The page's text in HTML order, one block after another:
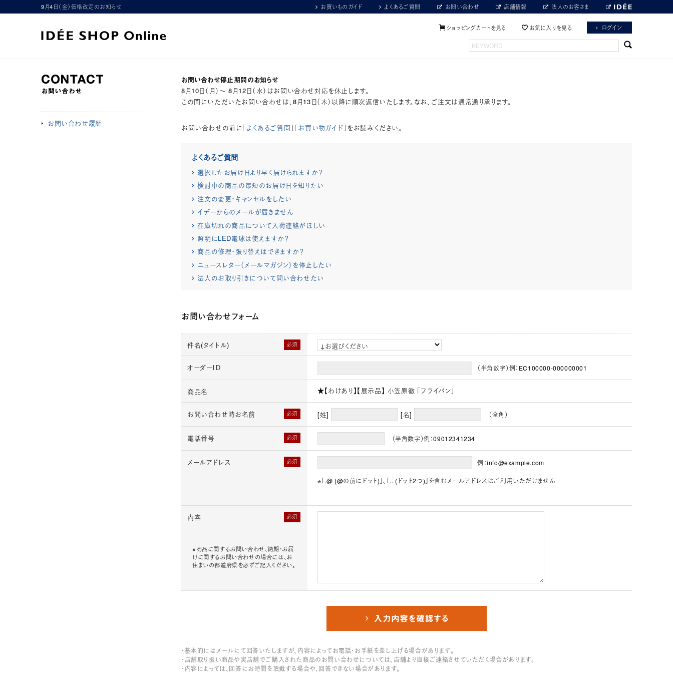
9月4日（金）価格改定のお知らせ お買いものガイド よくあるご質問 お問い合わせ 店舗情報 法人のお客さま
ショッピングカートを見る お気に入りを見る ログイン
お問い合わせ履歴
お問い合わせ停止期間のお知らせ
8月10日（月）～ 8月12日（水）はお問い合わせ対応を休止します。
この間にいただいたお問い合わせは、8月13日（木）以降に順次返信いたします。なお、ご注文は通常通り承ります。
お問い合わせの前に「よくあるご質問 」「お買い物ガイド 」をお読みください。
よくあるご質問
選択したお届け日より早く届けられますか？
検討中の商品の最短のお届け日を知りたい
注文の変更・キャンセルをしたい
イデーからのメールが届きません
在庫切れの商品について入荷連絡がほしい
照明にLED電球は使えますか？
商品の修理・張り替えはできますか？
ニュースレター（メールマガジン）を停止したい
法人のお取り引きについて問い合わせたい
お問い合わせフォーム
必須
件名(タイトル)
オーダーＩＤ （半角数字）例：EC100000-000000001
商品名 ★【わけあり】【展示品】 小笠原徹 「フライパン」
必須
お問い合わせ時お名前 [姓] [名] （全角）
必須
電話番号 （半角数字）例：09012341234
必須
メールアドレス 例：info@example.com
※「.@ (@の前にドット)」、「.. (ドット2つ)」を含むメールアドレスはご利用いただけません
必須
内容
※商品に関するお問い合わせ、納期・お届
けに関するお問い合わせの場合には、お
住まいの都道府県を必ずご記入ください。
・基本的にはメールにて回答いたしますが、内容によってお電話・お手紙を差し上げる場合があります。
・店舗取り扱い商品や実店舗でご購入された商品のお問い合わせについては、店舗より直接ご連絡させていただく場合があります。
・内容によっては、回答にお時間を頂戴する場合や、回答できない場合があります。